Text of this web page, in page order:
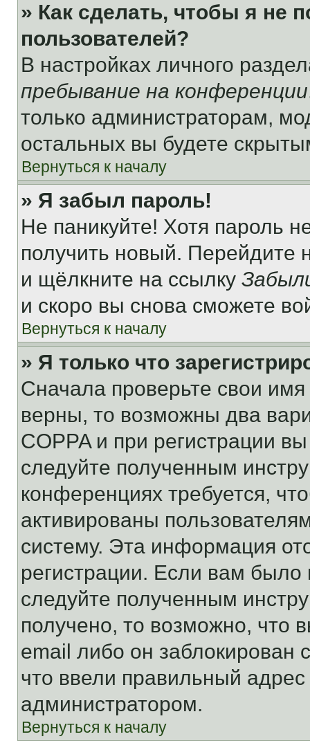
» Как сделать, чтобы я не
пользователей?
В настройках личного
пребывание на конференции
только администраторам,
остальных вы будете
Вернуться к началу
» Я забыл пароль!
Не паникуйте! Хотя пароль
получить новый. Перейдите
и щёлкните на ссылку
и скоро вы снова сможете
Вернуться к началу
» Я только что
Сначала проверьте свои
верны, то возможны два
COPPA и при регистрации
следуйте полученным
конференциях требуется,
активированы
систему. Эта информация
регистрации. Если вам
следуйте полученным
получено, то возможно, что
email либо он
что ввели правильный адрес
администратором.
Вернуться к началу